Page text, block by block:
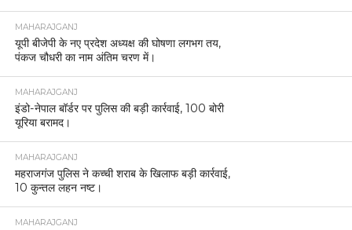
MAHARAJGANJ
यूपी बीजेपी के नए प्रदेश अध्यक्ष की घोषणा लगभग तय,
पंकज चौधरी का नाम अंतिम चरण में।
MAHARAJGANJ
इंडो-नेपाल बॉर्डर पर पुलिस की बड़ी कार्रवाई, 100 बोरी
यूरिया बरामद।
MAHARAJGANJ
महराजगंज पुलिस ने कच्ची शराब के खिलाफ बड़ी कार्रवाई,
10 कुन्तल लहन नष्ट।
MAHARAJGANJ